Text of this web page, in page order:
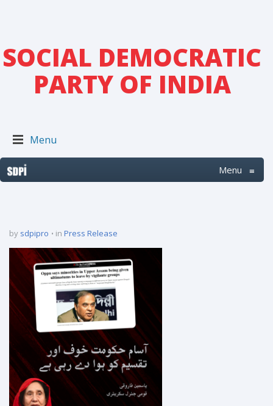
SOCIAL DEMOCRATIC
PARTY OF INDIA
Menu
Menu ≡
by sdpipro in Press Release